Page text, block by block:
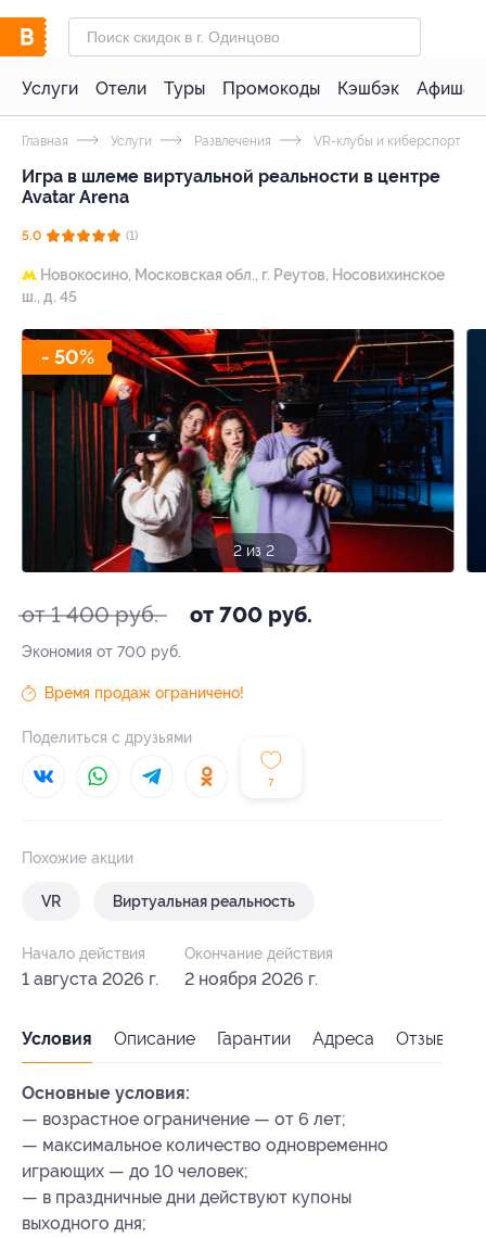
Услуги Отели Туры Промокоды Кэшбэк Афиша
Главная Услуги Развлечения VR-клубы и киберспорт
Игра в шлеме виртуальной реальности в центре
Avatar Arena
5.0 (1)
Новокосино, Московская обл., г. Реутов, Носовихинское
ш., д. 45
- 50%
1 из 2
от 1 400 руб. от 700 руб.
Экономия от 700 руб.
7
Время продаж ограничено!
Поделиться с друзьями
Похожие акции
VR Виртуальная реальность
Начало действия
1 августа 2026 г.
Окончание действия
2 ноября 2026 г.
Условия Описание Гарантии Адреса Отзывы
Основные условия:
— возрастное ограничение — от 6 лет;
— максимальное количество одновременно
играющих — до 10 человек;
— в праздничные дни действуют купоны
выходного дня;